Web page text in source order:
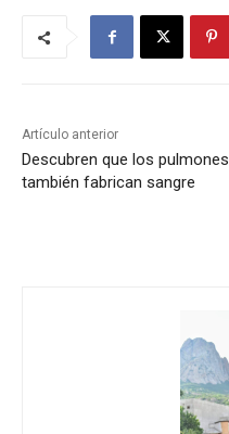
Artículo anterior
Descubren que los pulmones
también fabrican sangre